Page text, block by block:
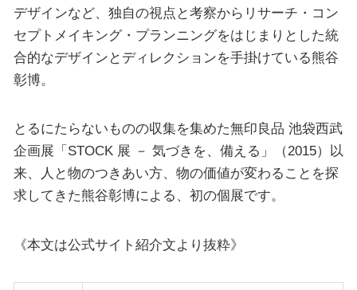
デザインなど、独自の視点と考察からリサーチ・コン
セプトメイキング・プランニングをはじまりとした統
合的なデザインとディレクションを手掛けている熊谷
彰博。
とるにたらないものの収集を集めた無印良品 池袋西武
企画展「STOCK 展 － 気づきを、備える」（2015）以
来、人と物のつきあい方、物の価値が変わることを探
求してきた熊谷彰博による、初の個展です。
《本文は公式サイト紹介文より抜粋》